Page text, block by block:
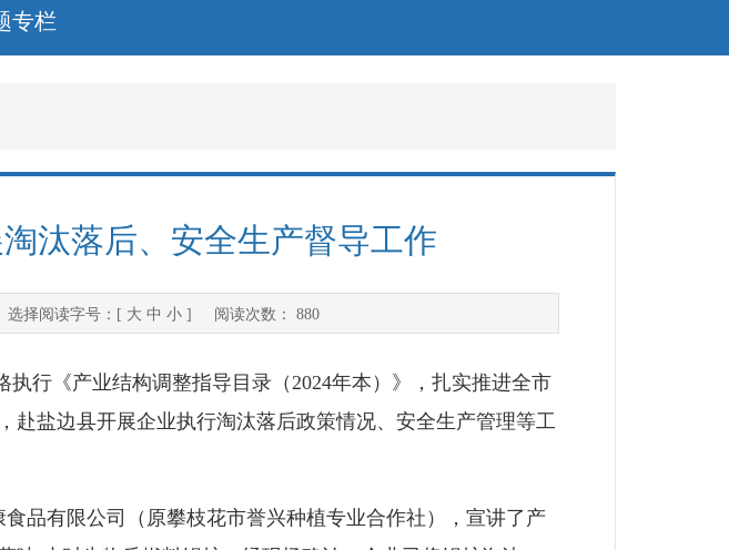
专栏
汰落后、安全生产督导工作
择阅读字号：[ 大 中 小] 阅读次数： 880
《产业结构调整指导目录（2024年本）》，扎实推进全市
赴盐边县开展企业执行淘汰落后政策情况、安全生产管理等工
有限公司（原攀枝花市誉兴种植专业合作社），宣讲了产